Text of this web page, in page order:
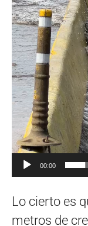
00:00
Lo cierto es
metros de